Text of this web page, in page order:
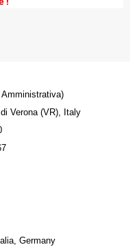
Amministrativa)
Verona (VR), Italy
Germany